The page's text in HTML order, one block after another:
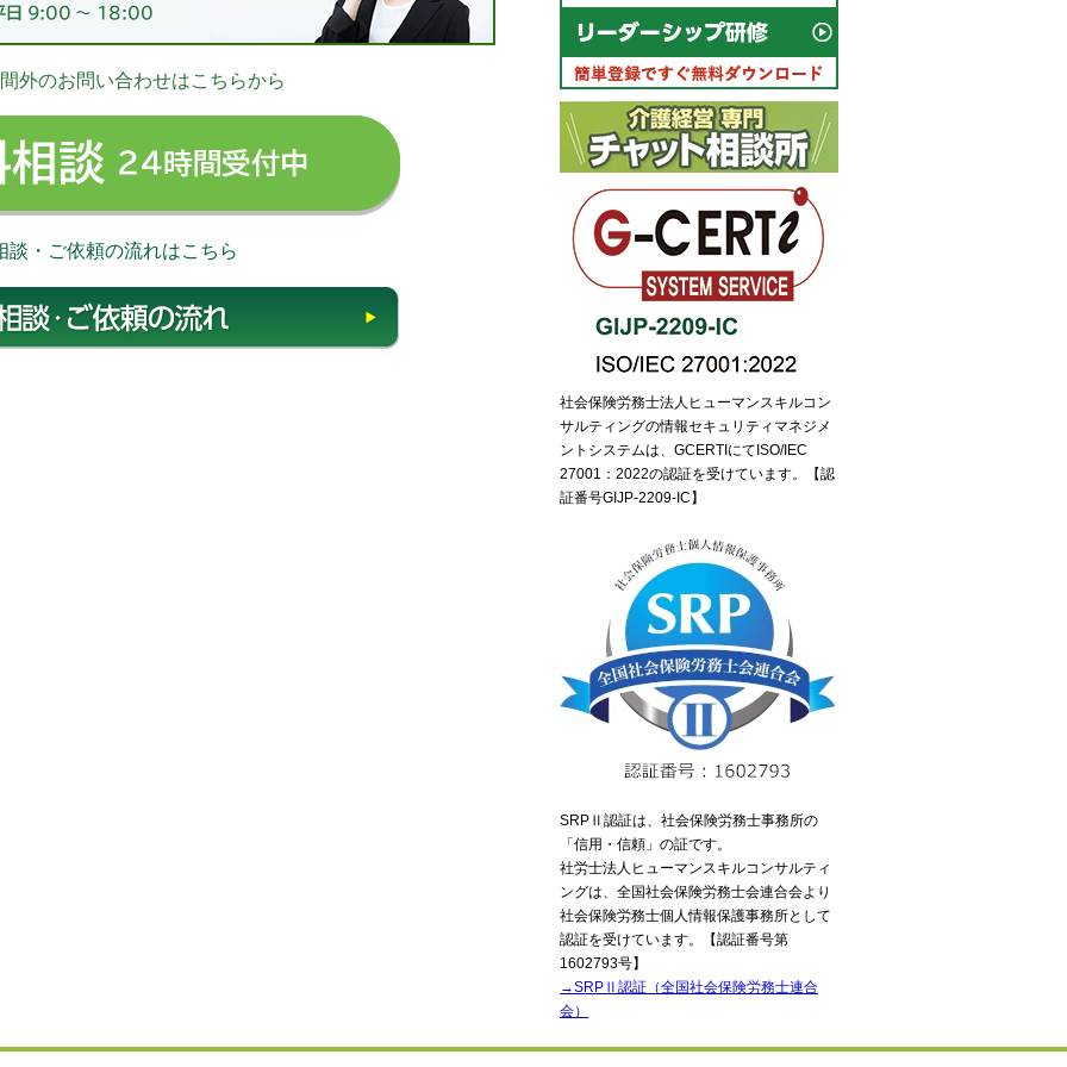
お電話でのお問い合わせ
03-6435-7075（平日9:00～18:00）
外のお問い合わせはこちらから
無料相談 24時間受付中
談・ご依頼の流れはこちら
社会保険労務士法人ヒューマンスキルコン
サルティングの情報セキュリティマネジメ
ントシステムは、GCERTIにてISO/IEC
27001：2022の認証を受けています。【認
証番号GIJP-2209-IC】
SRPⅡ認証は、社会保険労務士事務所の
「信用・信頼」の証です。
社労士法人ヒューマンスキルコンサルティ
ングは、全国社会保険労務士会連合会より
社会保険労務士個人情報保護事務所として
認証を受けています。【認証番号第
1602793号】
→SRPⅡ認証（全国社会保険労務士連合
会）